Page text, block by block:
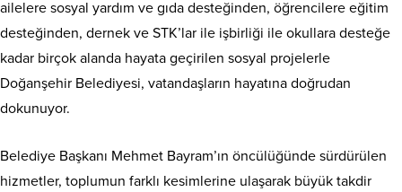
ailelere sosyal yardım ve gıda desteğinden, öğrencilere eğitim
desteğinden, dernek ve STK’lar ile işbirliği ile okullara desteğe
kadar birçok alanda hayata geçirilen sosyal projelerle
Doğanşehir Belediyesi, vatandaşların hayatına doğrudan
dokunuyor.
Belediye Başkanı Mehmet Bayram’ın öncülüğünde sürdürülen
hizmetler, toplumun farklı kesimlerine ulaşarak büyük takdir